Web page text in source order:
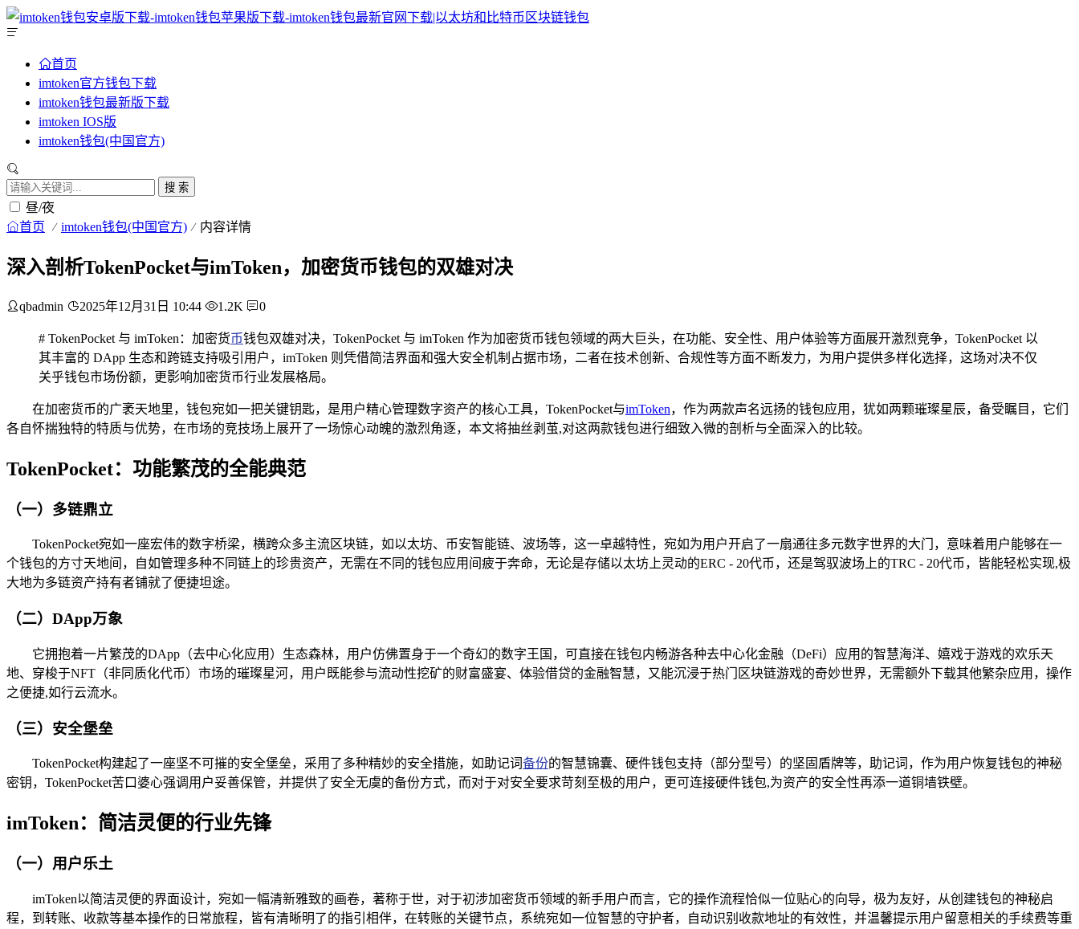
首页
imtoken官方钱包下载
imtoken钱包最新版下载
imtoken IOS版
imtoken钱包(中国官方)
搜 索
昼/夜
首页 imtoken钱包(中国官方) 内容详情
深入剖析TokenPocket与imToken，加密货币钱包的双雄对决
qbadmin 2025年12月31日 10:44 1.2K 0
# TokenPocket 与 imToken：加密货币钱包双雄对决，TokenPocket 与 imToken 作为加密货币钱包领域的两大巨头，在功能、安全性、用户体验等方面展开激烈竞争，TokenPocket 以
其丰富的 DApp 生态和跨链支持吸引用户，imToken 则凭借简洁界面和强大安全机制占据市场，二者在技术创新、合规性等方面不断发力，为用户提供多样化选择，这场对决不仅
关乎钱包市场份额，更影响加密货币行业发展格局。
在加密货币的广袤天地里，钱包宛如一把关键钥匙，是用户精心管理数字资产的核心工具，TokenPocket与imToken，作为两款声名远扬的钱包应用，犹如两颗璀璨星辰，备受瞩目，它们
各自怀揣独特的特质与优势，在市场的竞技场上展开了一场惊心动魄的激烈角逐，本文将抽丝剥茧,对这两款钱包进行细致入微的剖析与全面深入的比较。
TokenPocket：功能繁茂的全能典范
（一）多链鼎立
TokenPocket宛如一座宏伟的数字桥梁，横跨众多主流区块链，如以太坊、币安智能链、波场等，这一卓越特性，宛如为用户开启了一扇通往多元数字世界的大门，意味着用户能够在一
个钱包的方寸天地间，自如管理多种不同链上的珍贵资产，无需在不同的钱包应用间疲于奔命，无论是存储以太坊上灵动的ERC - 20代币，还是驾驭波场上的TRC - 20代币，皆能轻松实现,极
大地为多链资产持有者铺就了便捷坦途。
（二）DApp万象
它拥抱着一片繁茂的DApp（去中心化应用）生态森林，用户仿佛置身于一个奇幻的数字王国，可直接在钱包内畅游各种去中心化金融（DeFi）应用的智慧海洋、嬉戏于游戏的欢乐天
地、穿梭于NFT（非同质化代币）市场的璀璨星河，用户既能参与流动性挖矿的财富盛宴、体验借贷的金融智慧，又能沉浸于热门区块链游戏的奇妙世界，无需额外下载其他繁杂应用，操作
之便捷,如行云流水。
（三）安全堡垒
TokenPocket构建起了一座坚不可摧的安全堡垒，采用了多种精妙的安全措施，如助记词备份的智慧锦囊、硬件钱包支持（部分型号）的坚固盾牌等，助记词，作为用户恢复钱包的神秘
密钥，TokenPocket苦口婆心强调用户妥善保管，并提供了安全无虞的备份方式，而对于对安全要求苛刻至极的用户，更可连接硬件钱包,为资产的安全性再添一道铜墙铁壁。
imToken：简洁灵便的行业先锋
（一）用户乐土
imToken以简洁灵便的界面设计，宛如一幅清新雅致的画卷，著称于世，对于初涉加密货币领域的新手用户而言，它的操作流程恰似一位贴心的向导，极为友好，从创建钱包的神秘启
程，到转账、收款等基本操作的日常旅程，皆有清晰明了的指引相伴，在转账的关键节点，系统宛如一位智慧的守护者，自动识别收款地址的有效性，并温馨提示用户留意相关的手续费等重